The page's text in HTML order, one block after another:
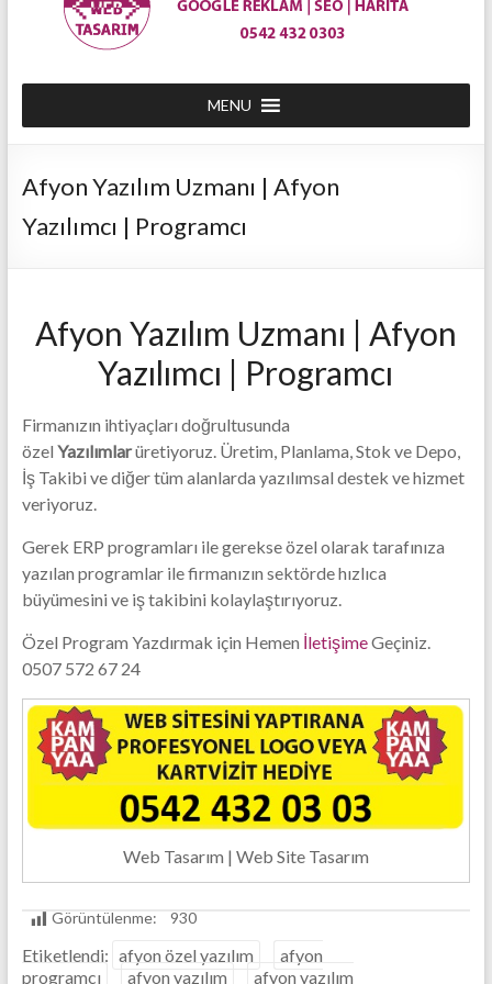
0542
432
03
|
En
Ucuz
Site
Tasarım
Firması
MENU
Afyon Yazılım Uzmanı | Afyon
Yazılımcı | Programcı
Afyon Yazılım Uzmanı | Afyon
Yazılımcı | Programcı
Firmanızın ihtiyaçları doğrultusunda
özel Yazılımlarüretiyoruz. Üretim, Planlama, Stok ve Depo,
İş Takibi ve diğer tüm alanlarda yazılımsal destek ve hizmet
veriyoruz.
Gerek ERP programları ile gerekse özel olarak tarafınıza
yazılan programlar ile firmanızın sektörde hızlıca
büyümesini ve iş takibini kolaylaştırıyoruz.
Özel Program Yazdırmak için Hemen İletişimeGeçiniz.
0507 572 67 24
Web Tasarım | Web Site Tasarım
Görüntülenme: 930
Etiketlendi: afyon özel yazılım
afyon
programcı
afyon yazılım afyon yazılım